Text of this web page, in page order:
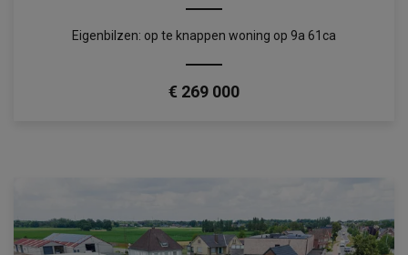
Eigenbilzen: op te knappen woning op 9a 61ca
€ 269 000